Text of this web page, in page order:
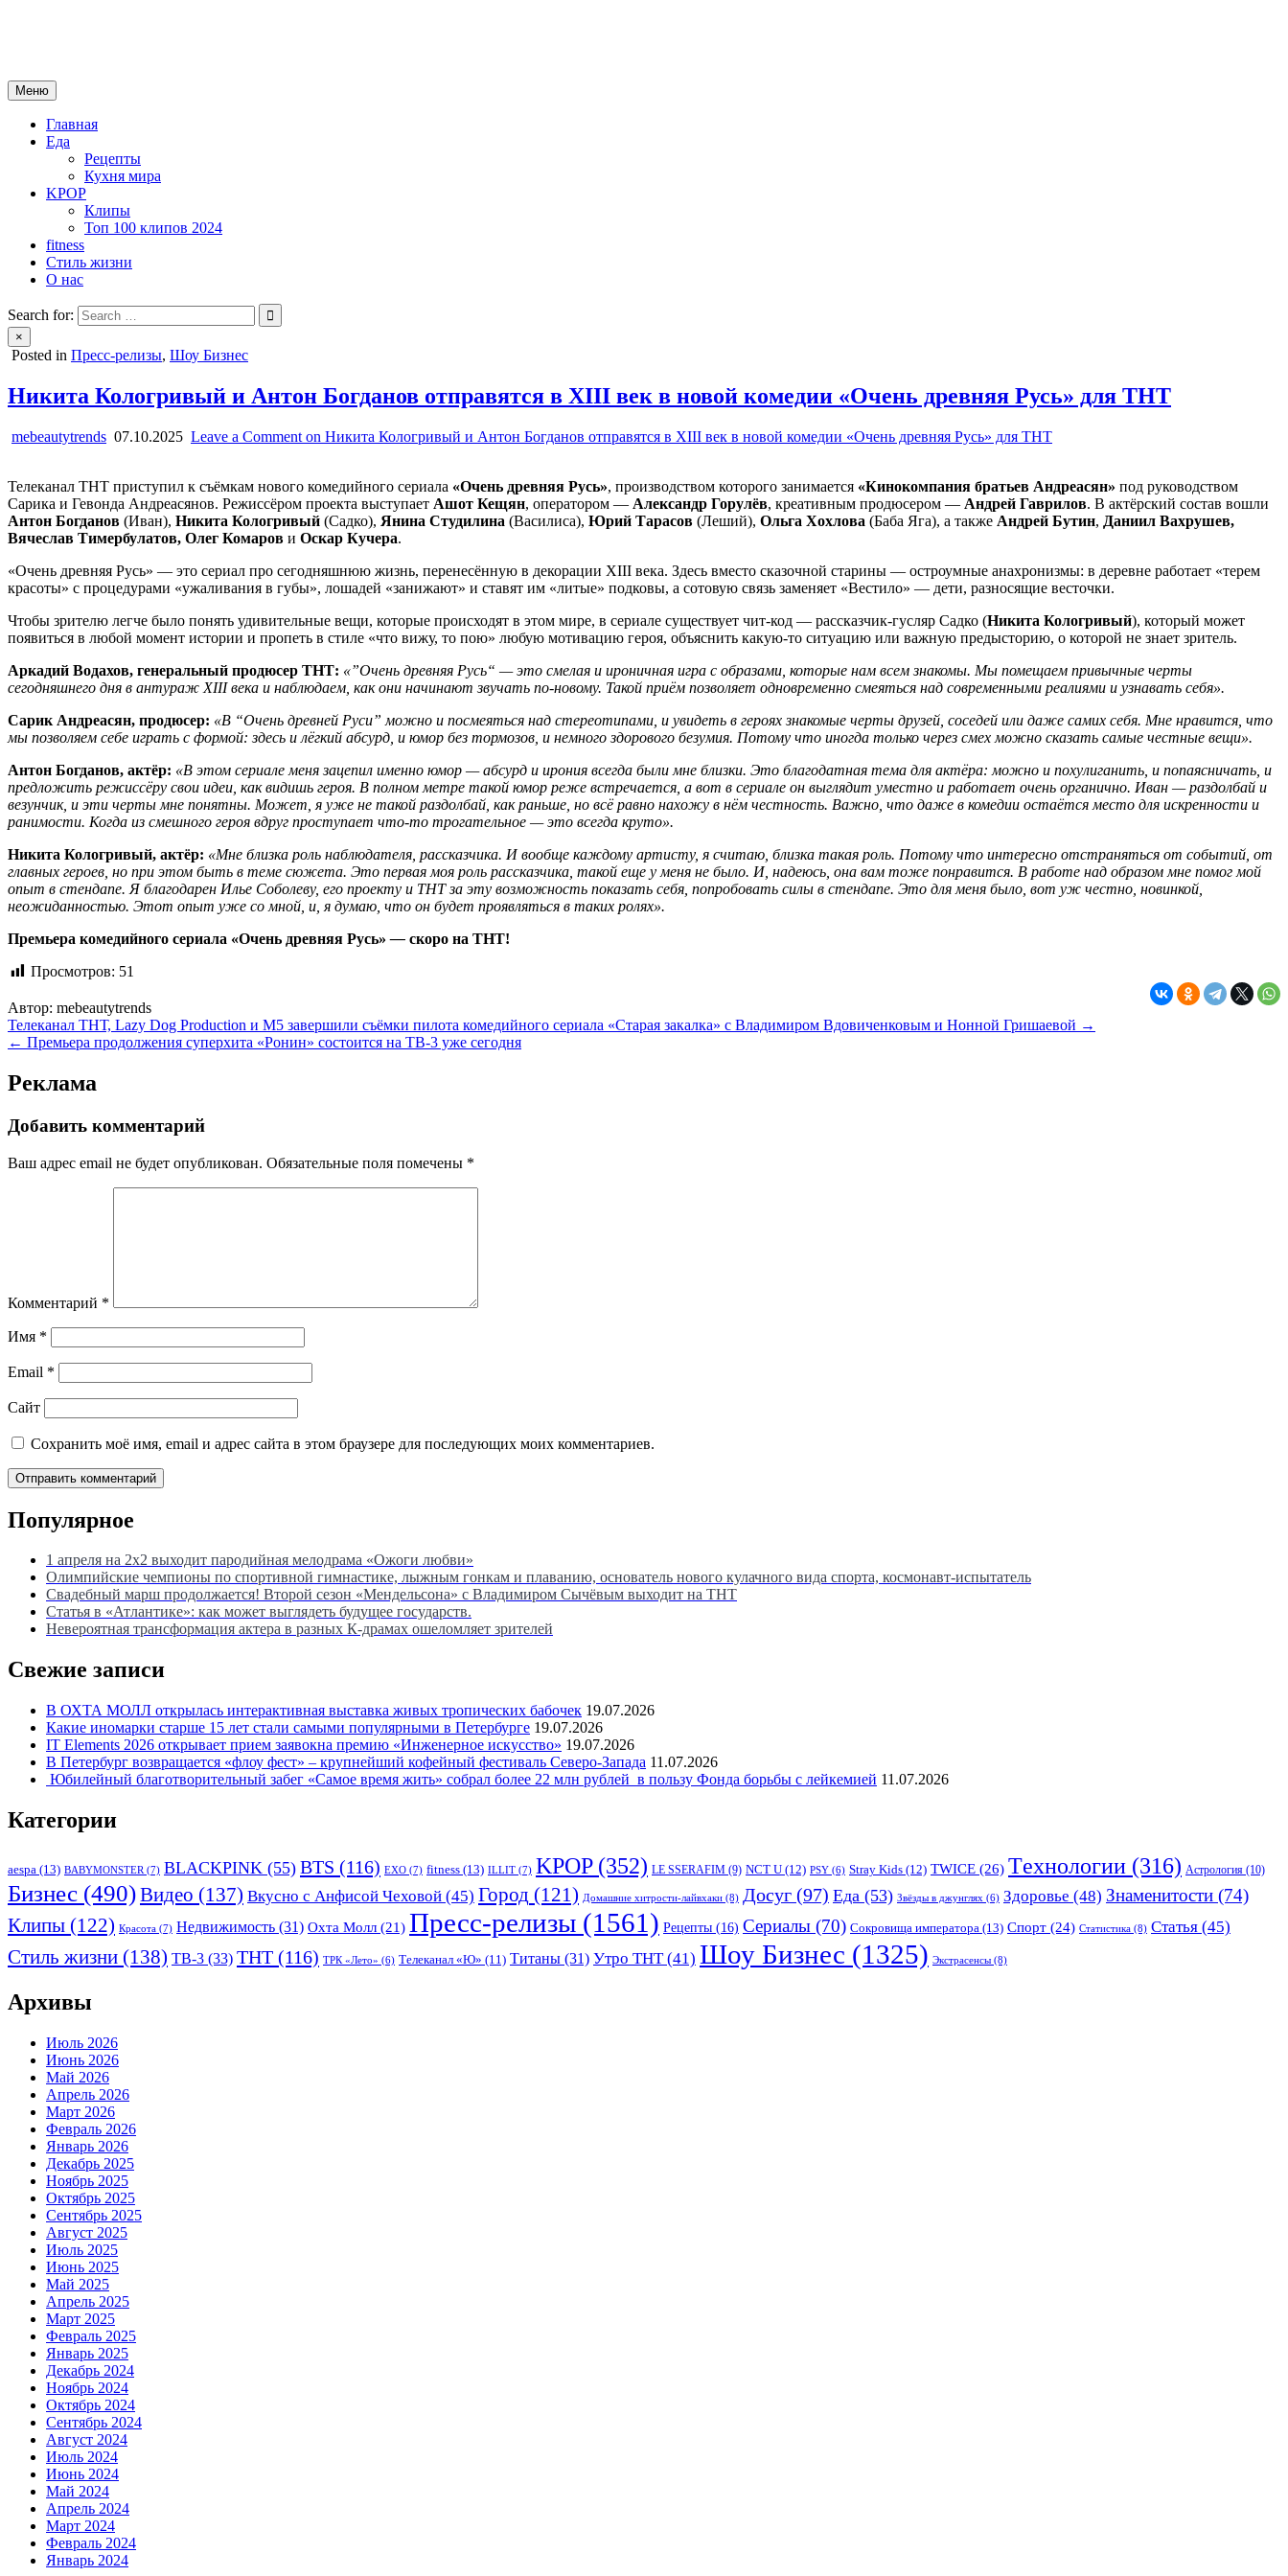
Меню
Главная
Еда
Рецепты
Кухня мира
KPOP
Клипы
Топ 100 клипов 2024
fitness
Стиль жизни
О нас
Search for:
×
Posted in Пресс-релизы, Шоу Бизнес
Никита Кологривый и Антон Богданов отправятся в XIII век в новой комедии «Очень древняя Русь» для ТНТ
mebeautytrends 07.10.2025 Leave a Comment on Никита Кологривый и Антон Богданов отправятся в XIII век в новой комедии «Очень древняя Русь» для ТНТ
Телеканал ТНТ приступил к съёмкам нового комедийного сериала «Очень древняя Русь», производством которого занимается «Кинокомпания братьев Андреасян» под руководством
Сарика и Гевонда Андреасянов. Режиссёром проекта выступает Ашот Кещян, оператором — Александр Горулёв, креативным продюсером — Андрей Гаврилов. В актёрский состав вошли
Антон Богданов (Иван), Никита Кологривый (Садко), Янина Студилина (Василиса), Юрий Тарасов (Леший), Ольга Хохлова (Баба Яга), а также Андрей Бутин, Даниил Вахрушев,
Вячеслав Тимербулатов, Олег Комаров и Оскар Кучера.
«Очень древняя Русь» — это сериал про сегодняшнюю жизнь, перенесённую в декорации XIII века. Здесь вместо сказочной старины — остроумные анахронизмы: в деревне работает «терем
красоты» с процедурами «ужаливания в губы», лошадей «занижают» и ставят им «литые» подковы, а сотовую связь заменяет «Вестило» — дети, разносящие весточки.
Чтобы зрителю легче было понять удивительные вещи, которые происходят в этом мире, в сериале существует чит-код — рассказчик-гусляр Садко (Никита Кологривый), который может
появиться в любой момент истории и пропеть в стиле «что вижу, то пою» любую мотивацию героя, объяснить какую-то ситуацию или важную предысторию, о которой не знает зритель.
Аркадий Водахов, генеральный продюсер ТНТ: «”Очень древняя Русь“ — это смелая и ироничная игра с образами, которые нам всем знакомы. Мы помещаем привычные черты
сегодняшнего дня в антураж XIII века и наблюдаем, как они начинают звучать по-новому. Такой приём позволяет одновременно смеяться над современными реалиями и узнавать себя».
Сарик Андреасян, продюсер: «В “Очень древней Руси” можно и посмеяться над стереотипами, и увидеть в героях знакомые черты друзей, соседей или даже самих себя. Мне нравится, что
мы позволяем себе играть с формой: здесь и лёгкий абсурд, и юмор без тормозов, и немного здорового безумия. Потому что иногда только через смех можно сказать самые честные вещи».
Антон Богданов, актёр: «В этом сериале меня зацепил именно юмор — абсурд и ирония всегда были мне близки. Это благодатная тема для актёра: можно и похулиганить, и попаясничать, и
предложить режиссёру свои идеи, как видишь героя. В полном метре такой юмор реже встречается, а вот в сериале он выглядит уместно и работает очень органично. Иван — раздолбай и
везунчик, и эти черты мне понятны. Может, я уже не такой раздолбай, как раньше, но всё равно нахожу в нём честность. Важно, что даже в комедии остаётся место для искренности и
ранимости. Когда из смешного героя вдруг проступает что-то трогательное — это всегда круто».
Никита Кологривый, актёр: «Мне близка роль наблюдателя, рассказчика. И вообще каждому артисту, я считаю, близка такая роль. Потому что интересно отстраняться от событий, от
главных героев, но при этом быть в теме сюжета. Это первая моя роль рассказчика, такой еще у меня не было. И, надеюсь, она вам тоже понравится. В работе над образом мне помог мой
опыт в стендапе. Я благодарен Илье Соболеву, его проекту и ТНТ за эту возможность показать себя, попробовать силы в стендапе. Это для меня было, вот уж честно, новинкой,
неожиданностью. Этот опыт уже со мной, и, я думаю, что он будет проявляться в таких ролях».
Премьера комедийного сериала «Очень древняя Русь»— скоро на ТНТ!
Просмотров: 51
Автор: mebeautytrends
Навигация
по
записям
Телеканал ТНТ, Lazy Dog Production и М5 завершили съёмки пилота комедийного сериала «Старая закалка» с Владимиром Вдовиченковым и Нонной Гришаевой →
← Премьера продолжения суперхита «Ронин» состоится на ТВ-3 уже сегодня
Реклама
Добавить комментарий
Ваш адрес email не будет опубликован. Обязательные поля помечены *
Комментарий *
Имя *
Email *
Сайт
Сохранить моё имя, email и адрес сайта в этом браузере для последующих моих комментариев.
Популярное
1 апреля на 2х2 выходит пародийная мелодрама «Ожоги любви»
Олимпийские чемпионы по спортивной гимнастике, лыжным гонкам и плаванию, основатель нового кулачного вида спорта, космонавт-испытатель
Свадебный марш продолжается! Второй сезон «Мендельсона» с Владимиром Сычёвым выходит на ТНТ
Статья в «Атлантике»: как может выглядеть будущее государств.
Невероятная трансформация актера в разных К-драмах ошеломляет зрителей
Свежие записи
В ОХТА МОЛЛ открылась интерактивная выставка живых тропических бабочек 19.07.2026
Какие иномарки старше 15 лет стали самыми популярными в Петербурге 19.07.2026
IT Elements 2026 открывает прием заявокна премию «Инженерное искусство» 19.07.2026
В Петербург возвращается «флоу фест» – крупнейший кофейный фестиваль Северо-Запада 11.07.2026
Юбилейный благотворительный забег «Самое время жить» собрал более 22 млн рублей в пользу Фонда борьбы с лейкемией 11.07.2026
Категории
aespa (13) BABYMONSTER (7) BLACKPINK (55) BTS (116) EXO (7) fitness (13) ILLIT (7) KPOP(352) LE SSERAFIM (9) NCT U (12) PSY (6) Stray Kids (12) TWICE (26) Tехнологии (316) Астрология (10)
Бизнес (490)Видео (137) Вкусно с Анфисой Чеховой (45) Город (121) Домашние хитрости-лайвхаки (8) Досуг (97) Еда (53) Звёзды в джунглях (6) Здоровье (48) Знаменитости (74)
Клипы (122) Красота (7) Недвижимость (31) Охта Молл (21) Пресс-релизы (1561) Рецепты (16) Сериалы (70) Сокровища императора (13) Спорт (24) Статистика (8) Статья (45)
Стиль жизни (138) ТВ-3 (33) ТНТ (116) ТРК «Лето» (6) Телеканал «Ю» (11) Титаны (31) Утро ТНТ(41) Шоу Бизнес (1325) Экстрасенсы (8)
Архивы
Июль 2026
Июнь 2026
Май 2026
Апрель 2026
Март 2026
Февраль 2026
Январь 2026
Декабрь 2025
Ноябрь 2025
Октябрь 2025
Сентябрь 2025
Август 2025
Июль 2025
Июнь 2025
Май 2025
Апрель 2025
Март 2025
Февраль 2025
Январь 2025
Декабрь 2024
Ноябрь 2024
Октябрь 2024
Сентябрь 2024
Август 2024
Июль 2024
Июнь 2024
Май 2024
Апрель 2024
Март 2024
Февраль 2024
Январь 2024